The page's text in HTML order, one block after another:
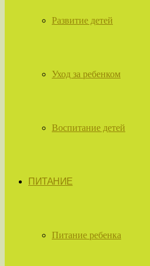
Развитие детей
Уход за ребенком
Воспитание детей
ПИТАНИЕ
Питание ребенка